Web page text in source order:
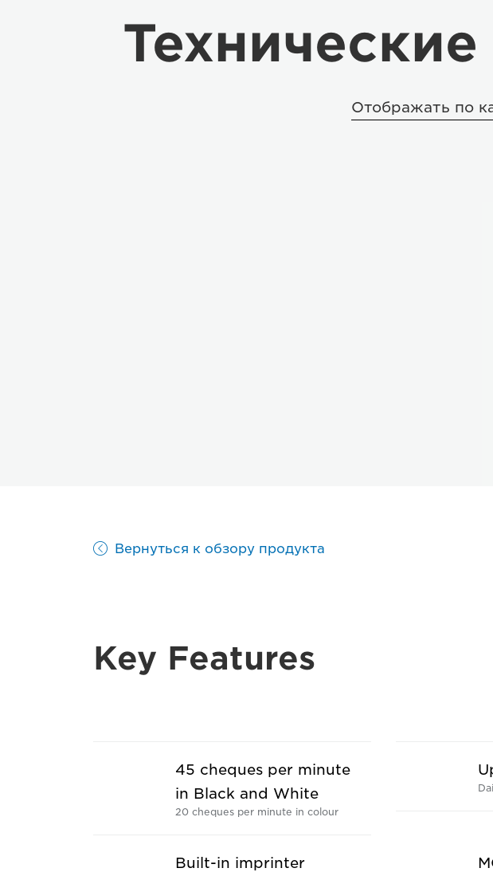
Отображать по
Вернуться к обзору продукта
Key Features
45 cheques per minute
in Black and White
20 cheques per minute in colour
Built-in imprinter